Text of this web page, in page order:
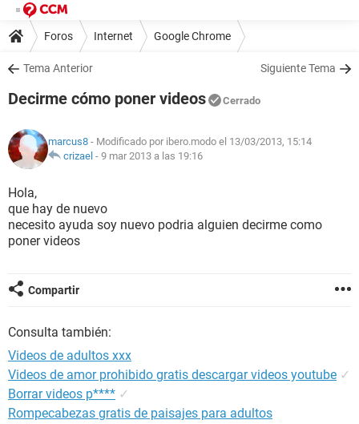
Foros Internet Google Chrome
Tema Anterior Siguiente Tema
Decirme cómo poner videos Cerrado
marcus8 - Modificado por ibero.modo el 13/03/2013, 15:14
crizael - 9 mar 2013 a las 19:16
Hola,
que hay de nuevo
necesito ayuda soy nuevo podria alguien decirme como
poner videos
Compartir
Consulta también:
Videos de adultos xxx
Videos de amor prohibido gratis descargar videos youtube ✓
Borrar videos p**** ✓
Rompecabezas gratis de paisajes para adultos